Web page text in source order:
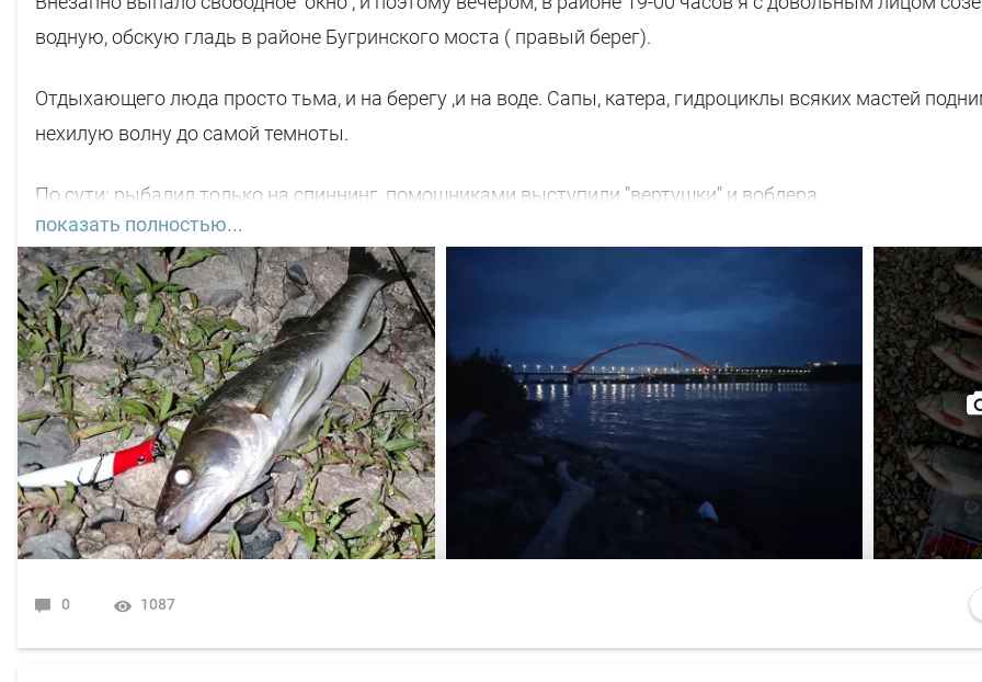
водную, обскую гладь в районе Бугринского моста ( правый берег).
Отдыхающего люда просто тьма, и на берегу ,и на воде. Сапы, катера, гидроциклы всяких мастей
нехилую волну до самой темноты.
По сути: рыбалил только на спиннинг, помощниками выступили "вертушки" и воблера.
С вечера поклёвок не увидел. Наступило тёмное время. Стихло в округе. Рыбаки есть. Комары есть. А,
нет, почти. Первая поклёвка "под ногами" в 22-45, и судачок грамм на 500 жадно атаковал утюг в 100
"Кайды"). Вторая поклёвка ближе к 03-00 ч, размер грамм так 95), и на этом всё!
Пришёл рассвет. Началась движуха на воде, но не транспортных средств. Вышел язь на охоту. В
"вертушки" медного окраса 3 номера. Поймал 5 штук, один сошёл, ну и хорошо. Активность по времени
пятнадцать, затем будто там язя и не было.
В общем свободное "окно" закрыл рыбалкой, чему и рад.
показать полностью...
0 1087